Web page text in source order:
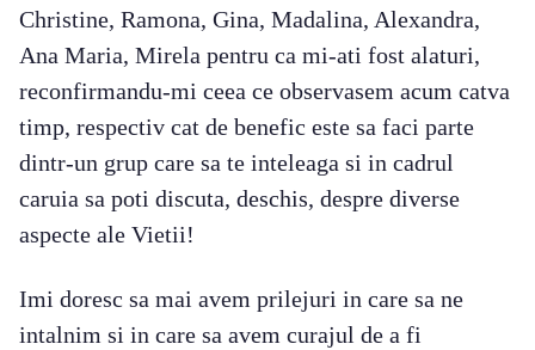
Christine, Ramona, Gina, Madalina, Alexandra,
Ana Maria, Mirela pentru ca mi-ati fost alaturi,
reconfirmandu-mi ceea ce observasem acum catva
timp, respectiv cat de benefic este sa faci parte
dintr-un grup care sa te inteleaga si in cadrul
caruia sa poti discuta, deschis, despre diverse
aspecte ale Vietii!
Imi doresc sa mai avem prilejuri in care sa ne
intalnim si in care sa avem curajul de a fi